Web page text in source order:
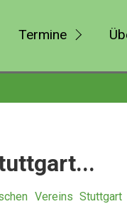
Termine
Vereins Stuttgart